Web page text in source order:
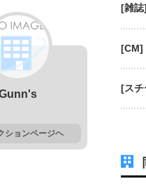
ションページヘ
[雑誌]
[CM]
[スチ